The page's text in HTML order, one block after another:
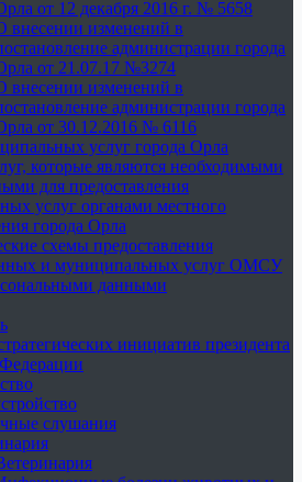
от 12 декабря 2016 г. № 5658
внесении изменений в
администрации города
от 21.07.17 №3274
внесении изменений в
администрации города
от 30.12.2016 № 6116
услуг города Орла
которые являются необходимыми
для предоставления
услуг органами местного
города Орла
схемы предоставления
и муниципальных услуг ОМСУ
данными
инициатив президента
слушания